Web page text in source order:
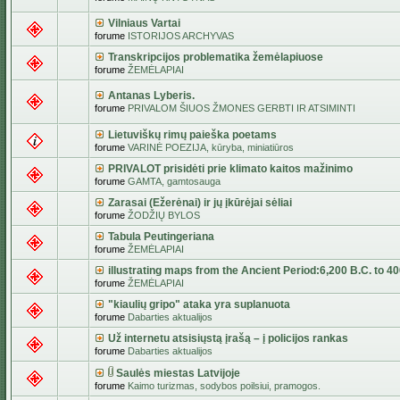
Vilniaus Vartai
forume ISTORIJOS ARCHYVAS
Transkripcijos problematika žemėlapiuose
forume ŽEMĖLAPIAI
Antanas Lyberis.
forume PRIVALOM ŠIUOS ŽMONES GERBTI IR ATSIMINTI
Lietuviškų rimų paieška poetams
forume VARINĖ POEZIJA, kūryba, miniatiūros
PRIVALOT prisidėti prie klimato kaitos mažinimo
forume GAMTA, gamtosauga
Zarasai (Ežerėnai) ir jų įkūrėjai sėliai
forume ŽODŽIŲ BYLOS
Tabula Peutingeriana
forume ŽEMĖLAPIAI
illustrating maps from the Ancient Period:6,200 B.C. to
forume ŽEMĖLAPIAI
"kiaulių gripo" ataka yra suplanuota
forume Dabarties aktualijos
Už internetu atsisiųstą įrašą – į policijos rankas
forume Dabarties aktualijos
Saulės miestas Latvijoje
forume Kaimo turizmas, sodybos poilsiui, pramogos.